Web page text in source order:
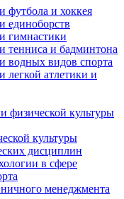
футбола и хоккея
единоборств
гимнастики
тенниса и бадминтона
водных видов спорта
легкой атлетики и
физической культуры
культуры
дисциплин
в сфере
менеджмента